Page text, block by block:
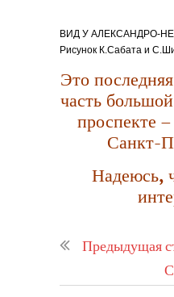
ВИД У АЛЕКСАНДРО-
Рисунок К.Сабата и
Это
часть
проспекте
Санкт-
Надеюсь,
Предыдущая